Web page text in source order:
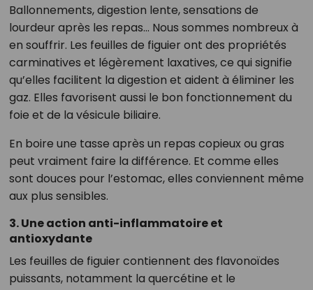
Ballonnements, digestion lente, sensations de
lourdeur après les repas… Nous sommes nombreux à
en souffrir. Les feuilles de figuier ont des propriétés
carminatives et légèrement laxatives, ce qui signifie
qu’elles facilitent la digestion et aident à éliminer les
gaz. Elles favorisent aussi le bon fonctionnement du
foie et de la vésicule biliaire.
En boire une tasse après un repas copieux ou gras
peut vraiment faire la différence. Et comme elles
sont douces pour l’estomac, elles conviennent même
aux plus sensibles.
3. Une action anti-inflammatoire et
antioxydante
Les feuilles de figuier contiennent des flavonoïdes
puissants, notamment la quercétine et le